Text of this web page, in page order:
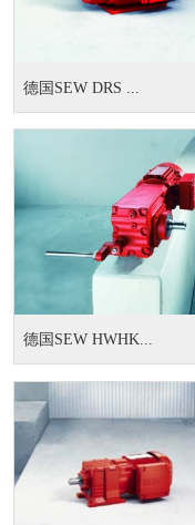
VF系列减速机
高效电机